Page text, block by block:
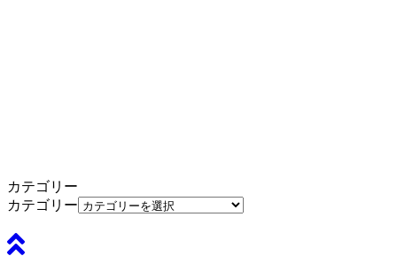
カテゴリー
カテゴリー